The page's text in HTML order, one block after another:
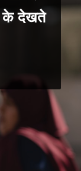
के देखते